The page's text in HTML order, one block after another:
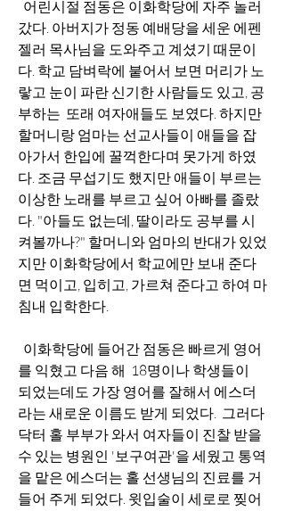
갔다. 아버지가 정동 예배당을 세운 에펜
젤러 목사님을 도와주고 계셨기 때문이
다. 학교 담벼락에 붙어서 보면 머리가 노
랗고 눈이 파란 신기한 사람들도 있고, 공
부하는  또래 여자애들도 보였다. 하지만
할머니랑 엄마는 선교사들이 애들을 잡
아가서 한입에 꿀꺽한다며 못가게 하였
다. 조금 무섭기도 했지만 애들이 부르는
이상한 노래를 부르고 싶어 아빠를 졸랐
다. "아들도 없는데, 딸이라도 공부를 시
켜볼까나?" 할머니와 엄마의 반대가 있었
지만 이화학당에서 학교에만 보내 준다
면 먹이고, 입히고, 가르쳐 준다고 하여 마
침내 입학한다.
를 익혔고 다음 해  18명이나 학생들이
되었는데도 가장 영어를 잘해서 에스더
라는 새로운 이름도 받게 되었다.  그러다
닥터 홀 부부가 와서 여자들이 진찰 받을
수 있는 병원인 '보구여관'을 세웠고 통역
을 맡은 에스더는 홀 선생님의 진료를 거
들어 주게 되었다. 윗입술이 세로로 찢어